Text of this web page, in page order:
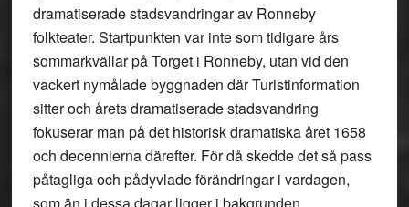
dramatiserade stadsvandringar av Ronneby
folkteater. Startpunkten var inte som tidigare års
sommarkvällar på Torget i Ronneby, utan vid den
vackert nymålade byggnaden där Turistinformation
sitter och årets dramatiserade stadsvandring
fokuserar man på det historisk dramatiska året 1658
och decennierna därefter. För då skedde det så pass
påtagliga och pådyvlade förändringar i vardagen,